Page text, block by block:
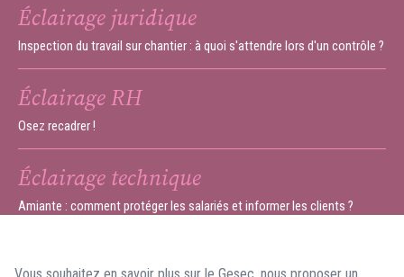
Éclairage juridique
Inspection du travail sur chantier : à quoi s'attendre lors d'un contrôle ?
Éclairage RH
Osez recadrer !
Éclairage technique
Amiante : comment protéger les salariés et informer les clients ?